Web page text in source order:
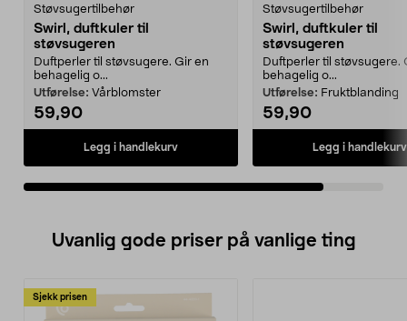
Støvsugertilbehør
Swirl, duftkuler til
støvsugeren
Duftperler til støvsugere. Gir en
behagelig o...
Utførelse: Vårblomster
59,90
Legg i handlekurv
Støvsugertilbehør
Swirl, duftkuler til
støvsugeren
Duftperler til støvsugere.
behagelig o...
Utførelse: Fruktblanding
59,90
Legg i handlekurv
Uvanlig gode priser på vanlige ting
Sjekk prisen